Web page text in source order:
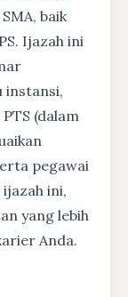
baik
Ijazah ini
instansi,
(dalam
pegawai
ini,
yang lebih
Anda.